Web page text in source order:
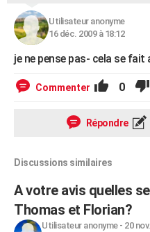
Bricolage
Lifestyle
Culture
Sport
Auto
Television
Voyage
Cinema
Utilisateur anonyme
16 déc. 2009 à 18:12
je ne pense pas- cela se fait
Commenter 0
Répondre
Discussions similaires
A votre avis quelles
Thomas et Florian?
Utilisateur anonyme- 20